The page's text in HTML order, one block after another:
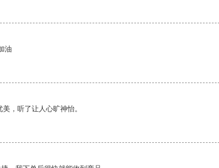
油
，听了让人心旷神怡。